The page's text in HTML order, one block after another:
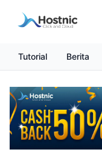
Tutorial Berita